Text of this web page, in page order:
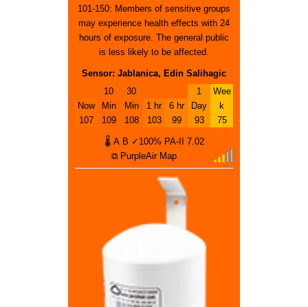
101-150: Members of sensitive groups
may experience health effects with 24
hours of exposure. The general public
is less likely to be affected.
Sensor: Jablanica, Edin Salihagic
Now
107
10
Min
109
30
Min
108
1 hr
103
6 hr
99
1
Day
93
Wee
k
75
🌡 A B ✓100% PA-II
7.02
⧉ PurpleAir Map